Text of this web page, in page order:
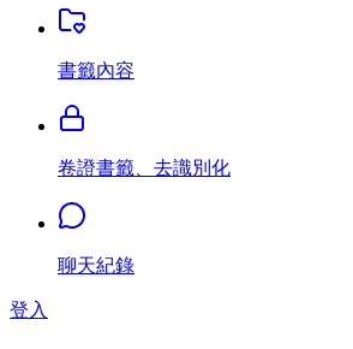
書籤內容
卷證書籤、去識別化
聊天紀錄
登入